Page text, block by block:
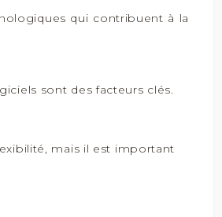
qui contribuent à la
sont des facteurs clés.
mais il est important